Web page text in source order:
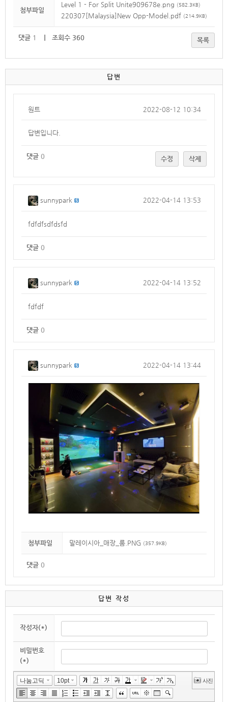
첨부파일
Level 1 - For Split Unite909678e.png (582.3KB)
220307[Malaysia]New Opp-Model.pdf (214.9KB)
댓글 1 ｜ 조회수 360 목록
답변
원트 2022-08-12 10:34
답변입니다.
댓글 0 수정 삭제
sunnypark 2022-04-14 13:53
fdfdfsdfdsfd
댓글 0
sunnypark 2022-04-14 13:52
fdfdf
댓글 0
sunnypark 2022-04-14 13:44
첨부파일 말레이시아_매장_룸.PNG (357.9KB)
댓글 0
답변 작성
작성자(*)
비밀번호
(*)